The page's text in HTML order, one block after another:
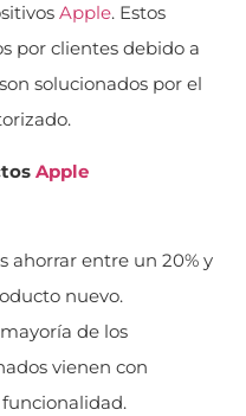
Apple. Estos
por clientes debido a
solucionados por el
Apple
ahorrar entre un 20% y
nuevo.
de los
vienen con